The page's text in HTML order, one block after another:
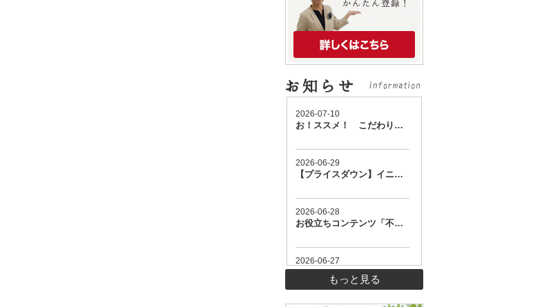
もっと見る